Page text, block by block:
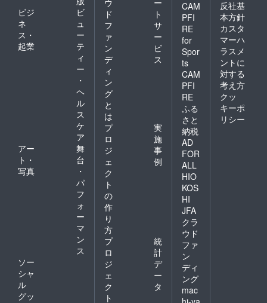
ビジ
ネ
ス・
起業
ビ
ュ
ー
テ
ィ
ー
・
ヘ
ル
ス
ケ
ア
アー
ト・
写真
舞
台
・
パ
フ
ォ
ー
マ
ン
ス
ソー
シャ
ル
グッ
ウ
ド
フ
ァ
ン
デ
ィ
ン
グ
と
は
ー
ト
サ
ー
ビ
ス
プ
ロ
ジ
ェ
ク
ト
の
作
り
方
実
施
事
例
プ
ロ
ジ
ェ
ク
ト
統
計
デ
ー
タ
CAM
PFI
RE
for
Spor
ts
CAM
PFI
RE
ふる
さと
納税
AD
FOR
ALL
HIO
KOS
HI
JFA
クラ
ウド
ファ
ン
ディ
ング
mac
反社基
本方針
カスタ
マーハ
ラスメ
ントに
対する
考え方
クッ
キーポ
リシー